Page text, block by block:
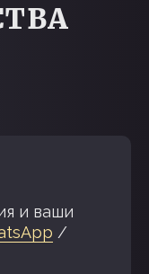
и ваши
/